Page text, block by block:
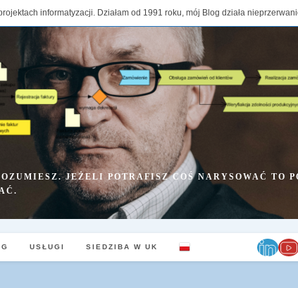
informatyzacji. Działam od 1991 roku, mój Blog działa
JEŻELI POTRAFISZ COŚ NARYSOWAĆ TO
USŁUGI SIEDZIBA W UK